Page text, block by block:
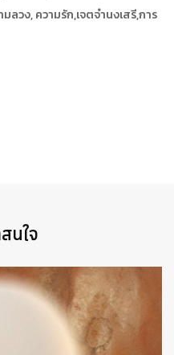
ลวง, ความรัก,เจตจำนงเสรี,การ
นใจ